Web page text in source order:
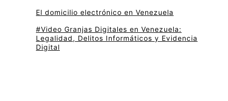
El domicilio electrónico en Venezuela
#Video Granjas Digitales en Venezuela:
Legalidad, Delitos Informáticos y Evidencia
Digital